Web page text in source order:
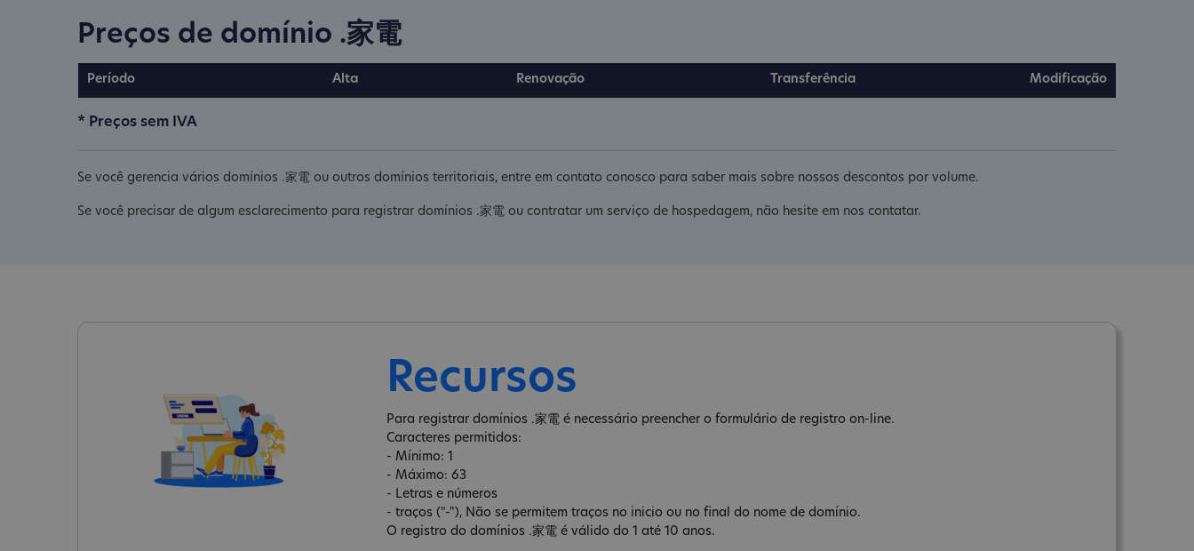
Preços de domínio .家電
Período Alta Renovação Transferência Modificação
* Preços sem IVA
Se você gerencia vários domínios .家電 ou outros domínios territoriais, entre em contato conosco para saber mais sobre nossos descontos por volume.
Se você precisar de algum esclarecimento para registrar domínios .家電 ou contratar um serviço de hospedagem, não hesite em nos contatar.
Recursos
Para registrar domínios .家電 é necessário preencher o formulário de registro on-line.
Caracteres permitidos:
- Mínimo: 1
- Máximo: 63
- Letras e números
- traços ("-"), Não se permitem traços no inicio ou no final do nome de domínio.
O registro do domínios .家電 é válido do 1 até 10 anos.